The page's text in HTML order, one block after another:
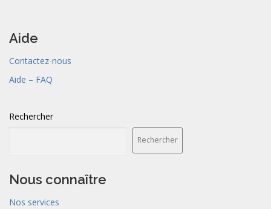
o
d
e
a
c
Aide
Contactez-nous
Aide – FAQ
Rechercher
Rechercher
Nous connaître
Nos services